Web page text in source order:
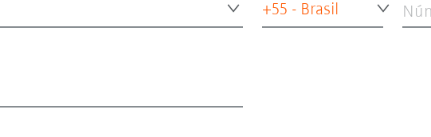
+55 - Brasil